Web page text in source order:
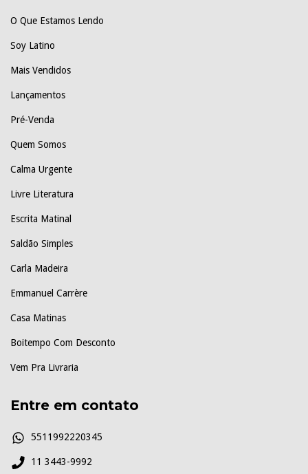
O Que Estamos Lendo
Soy Latino
Mais Vendidos
Lançamentos
Pré-Venda
Quem Somos
Calma Urgente
Livre Literatura
Escrita Matinal
Saldão Simples
Carla Madeira
Emmanuel Carrère
Casa Matinas
Boitempo Com Desconto
Vem Pra Livraria
Entre em contato
5511992220345
11 3443-9992